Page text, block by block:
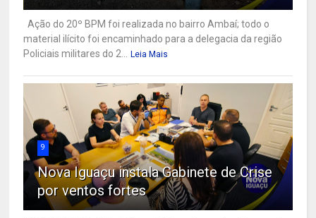
Ação do 20º BPM foi realizada no bairro Ambaí; todo o
material ilícito foi encaminhado para a delegacia da região
Policiais militares do 2... Leia Mais
9
Nova Iguaçu instala Gabinete de Crise
por ventos fortes